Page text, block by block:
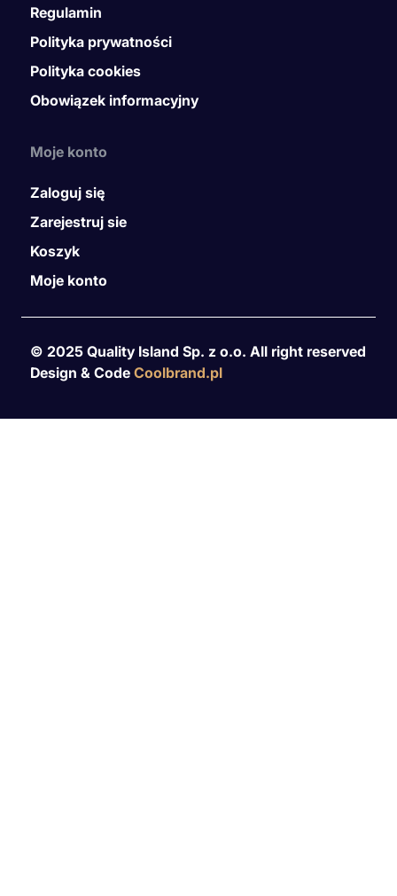
Regulamin
Polityka prywatności
Polityka cookies
Obowiązek informacyjny
Moje konto
Zaloguj się
Zarejestruj sie
Koszyk
Moje konto
© 2025 Quality Island Sp. z o.o. All right reserved
Design & Code Coolbrand.pl